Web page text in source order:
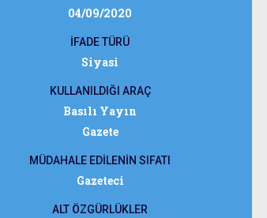
04/09/2020
İFADE TÜRÜ
Siyasi
KULLANILDIĞI ARAÇ
Basılı Yayın
Gazete
MÜDAHALE EDİLENİN SIFATI
Gazeteci
ALT ÖZGÜRLÜKLER